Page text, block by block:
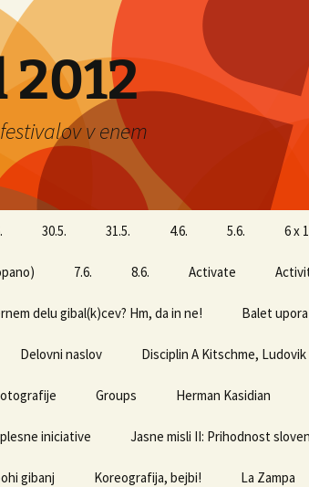
2012
v enem
30.5. 31.5. 4.6. 5.6. 6 x
7.6. 8.6. Activate
delu gibal(k)cev? Hm, da in ne! Balet upora
Delovni naslov Disciplin A Kitschme,
Groups Herman Kasidian
iniciative Jasne misli II: Prihodnost
gibanj Koreografija, bejbi! La Zampa